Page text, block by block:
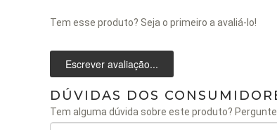
Tem esse produto? Seja o primeiro a avaliá-lo!
Escrever avaliação...
DÚVIDAS DOS
Tem alguma dúvida sobre este produto?